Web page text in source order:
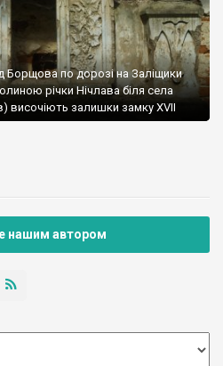
Борщова по дорозі на Заліщики
річки Нічлава біля села
височіють залишки замку XVII
кожного, хто вперше потрапляє
нашим автором